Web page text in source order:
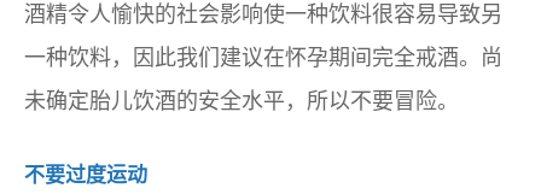
酒精令人愉快的社会影响使一种饮料很容易导致另
一种饮料，因此我们建议在怀孕期间完全戒酒。尚
未确定胎儿饮酒的安全水平，所以不要冒险。
不要过度运动